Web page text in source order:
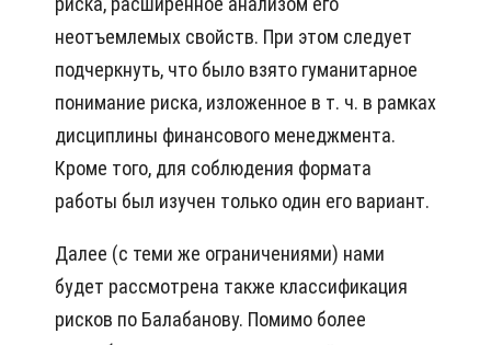
неотъемлемых свойств. При этом следует
подчеркнуть, что было взято гуманитарное
понимание риска, изложенное в т. ч. в рамках
дисциплины финансового менеджмента.
Кроме того, для соблюдения формата
работы был изучен только один его вариант.
Далее (с теми же ограничениями) нами
будет рассмотрена также классификация
рисков по Балабанову. Помимо более